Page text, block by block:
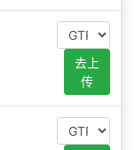
去上
传